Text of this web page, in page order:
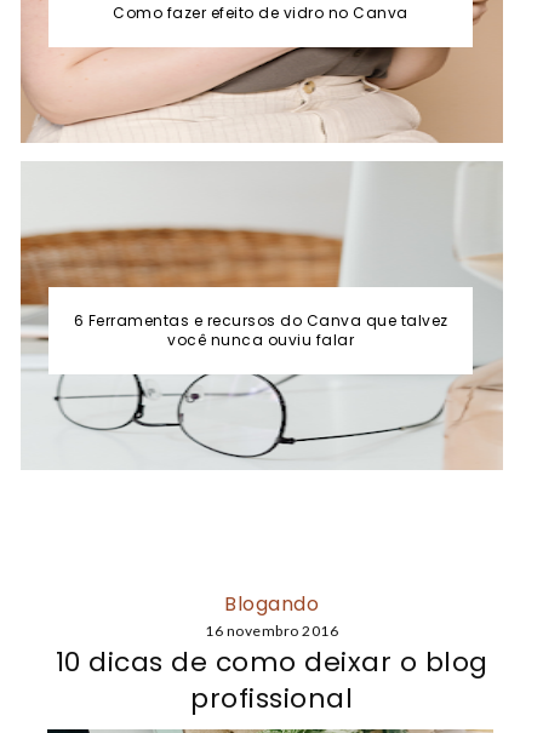
Como fazer efeito de vidro no Canva
6 Ferramentas e recursos do Canva que talvez
você nunca ouviu falar
Blogando
16 novembro 2016
10 dicas de como deixar o blog
profissional